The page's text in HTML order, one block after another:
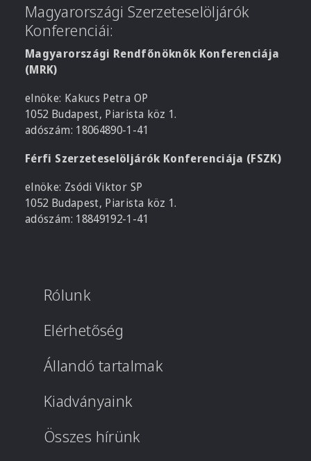
Magyarországi Szerzeteselöljárók
Konferenciái:
Magyarországi Rendfőnöknők Konferenciája
(MRK)
elnöke: Kakucs Petra OP
1052 Budapest, Piarista köz 1.
adószám: 18064890-1-41
Férfi Szerzeteselöljárók Konferenciája (FSZK)
elnöke: Zsódi Viktor SP
1052 Budapest, Piarista köz 1.
adószám: 18849192-1-41
Rólunk
Elérhetőség
Állandó tartalmak
Kiadványaink
Összes hírünk